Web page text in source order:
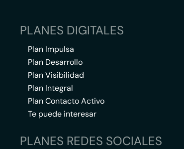
PLANES DIGITALES
Plan Impulsa
Plan Desarrollo
Plan Visibilidad
Plan Integral
Plan Contacto Activo
Te puede interesar
PLANES REDES SOCIALES